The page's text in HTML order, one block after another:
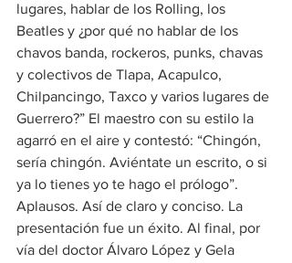
lugares, hablar de los Rolling, los
Beatles y ¿por qué no hablar de los
chavos banda, rockeros, punks, chavas
y colectivos de Tlapa, Acapulco,
Chilpancingo, Taxco y varios lugares de
Guerrero?” El maestro con su estilo la
agarró en el aire y contestó: “Chingón,
sería chingón. Aviéntate un escrito, o si
ya lo tienes yo te hago el prólogo”.
Aplausos. Así de claro y conciso. La
presentación fue un éxito. Al final, por
vía del doctor Álvaro López y Gela